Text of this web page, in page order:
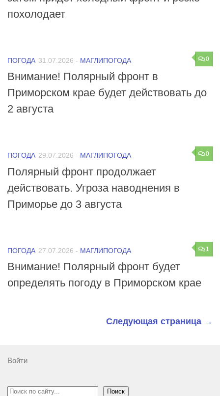
похолодает
0
ПОГОДА 31.07.2026 - МАГЛИПОГОДА
Внимание! Полярный фронт в
Приморском крае будет действовать до
2 августа
0
ПОГОДА 29.07.2026 - МАГЛИПОГОДА
Полярный фронт продолжает
действовать. Угроза наводнения в
Приморье до 3 августа
1
ПОГОДА 27.07.2026 - МАГЛИПОГОДА
Внимание! Полярный фронт будет
определять погоду в Приморском крае
Следующая страница →
Войти
Поиск Поиск